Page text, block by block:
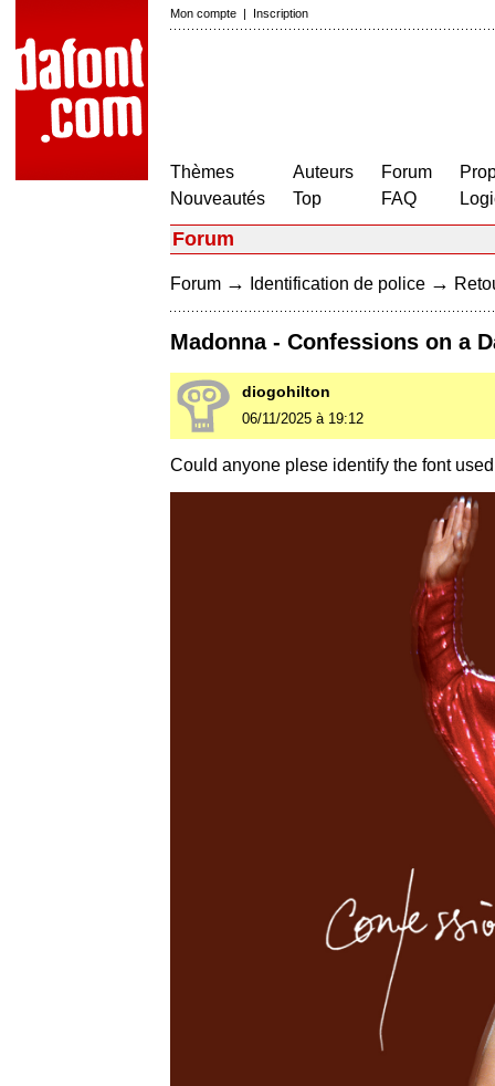
Mon compte | Inscription
Thèmes
Nouveautés
Auteurs
Top
Forum
FAQ
Forum
Forum → Identification de police →
Madonna - Confessions on a
diogohilton
06/11/2025 à 19:12
Could anyone plese identify the font